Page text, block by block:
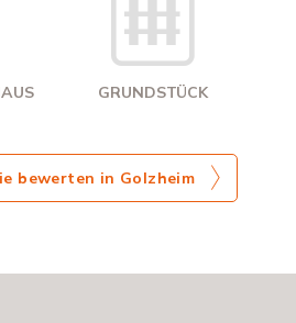
GRUNDSTÜCK
bewerten in Golzheim